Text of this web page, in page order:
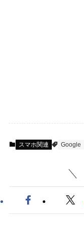
スマホ関連 Google